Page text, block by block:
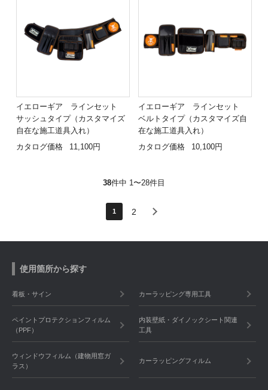
イエローギア ラインセット
サッシュタイプ（カスタマイズ
自在な施工道具入れ）
カタログ価格
11,100円
イエローギア ラインセット
ベルトタイプ（カスタマイズ自
在な施工道具入れ）
カタログ価格
10,100円
38件中 1〜28件目
1 2
使用箇所から探す
看板・サイン カーラッピング専用工具
ペイントプロテクションフィルム
（PPF）
内装壁紙・ダイノックシート関連
工具
ウィンドウフィルム（建物用窓ガ
ラス）
カーラッピングフィルム